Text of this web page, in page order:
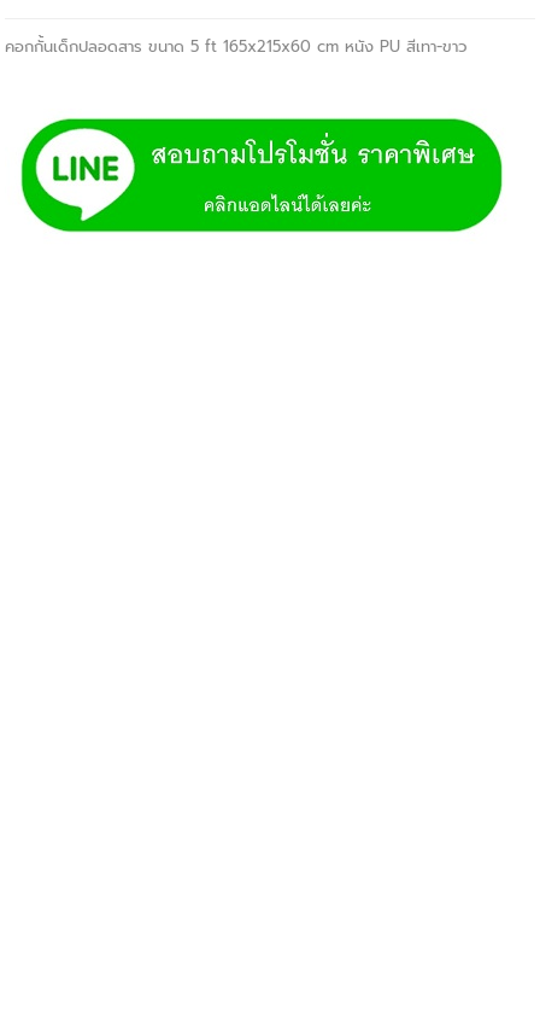
คอกกั้นเด็กปลอดสาร ขนาด 5 ft 165x215x60 cm หนัง PU สีเทา-ขาว